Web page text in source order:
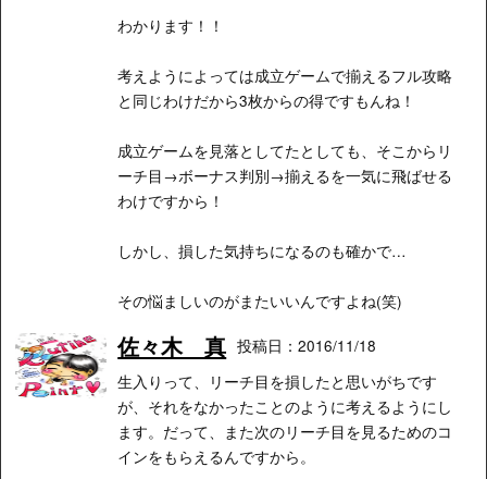
わかります！！
考えようによっては成立ゲームで揃えるフル攻略
と同じわけだから3枚からの得ですもんね！
成立ゲームを見落としてたとしても、そこからリ
ーチ目→ボーナス判別→揃えるを一気に飛ばせる
わけですから！
しかし、損した気持ちになるのも確かで…
その悩ましいのがまたいいんですよね(笑)
佐々木 真 投稿日：2016/11/18
生入りって、リーチ目を損したと思いがちです
が、それをなかったことのように考えるようにし
ます。だって、また次のリーチ目を見るためのコ
インをもらえるんですから。